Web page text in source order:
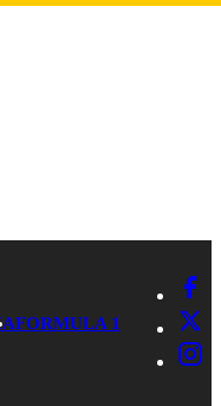
FORMULA 1